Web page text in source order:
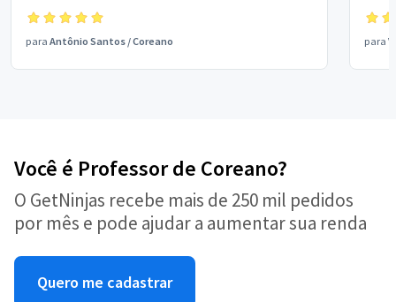
para Antônio Santos /Coreano para
Você é Professor de Coreano?
O GetNinjas recebe mais de 250 mil pedidos
por mês e pode ajudar a aumentar sua renda
Quero me cadastrar